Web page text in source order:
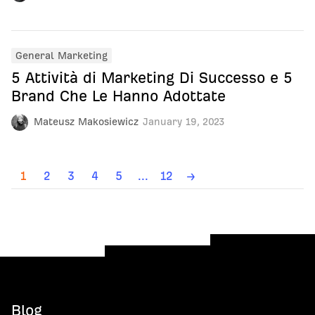
Mateusz Makosiewicz January 19, 2023
General Marketing
5 Attività di Marketing Di Successo e 5
Brand Che Le Hanno Adottate
1 2 3 4 5 12 →
Blog